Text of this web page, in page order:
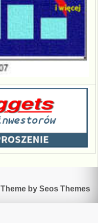
Theme by Seos Themes